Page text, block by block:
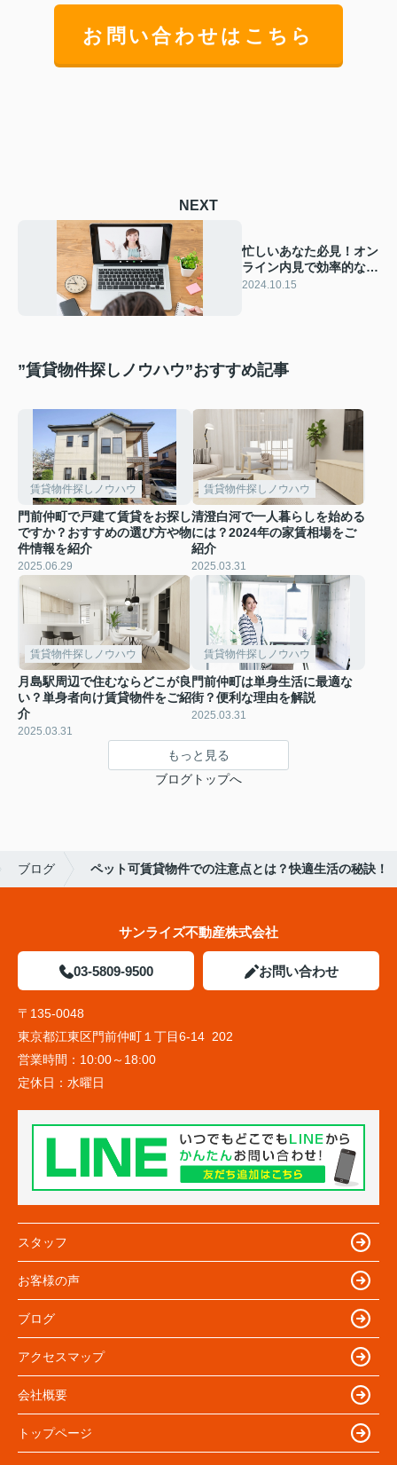
お問い合わせはこちら
NEXT
忙しいあなた必見！オン
ライン内見で効率的な物
件探しを実現
2024.10.15
”賃貸物件探しノウハウ”おすすめ記事
賃貸物件探しノウハウ
門前仲町で戸建て賃貸をお探し
ですか？おすすめの選び方や物
件情報を紹介
2025.06.29
賃貸物件探しノウハウ
清澄白河で一人暮らしを始める
には？2024年の家賃相場をご
紹介
2025.03.31
賃貸物件探しノウハウ
月島駅周辺で住むならどこが良
い？単身者向け賃貸物件をご紹
介
2025.03.31
賃貸物件探しノウハウ
門前仲町は単身生活に最適な
街？便利な理由を解説
2025.03.31
もっと見る
ブログトップへ
ブログ ペット可賃貸物件での注意点とは？快適生活の秘訣！
サンライズ不動産株式会社
03-5809-9500 お問い合わせ
〒135-0048
東京都江東区門前仲町１丁目6-14 202
営業時間： 10:00～18:00
定休日： 水曜日
スタッフ
お客様の声
ブログ
アクセスマップ
会社概要
トップページ